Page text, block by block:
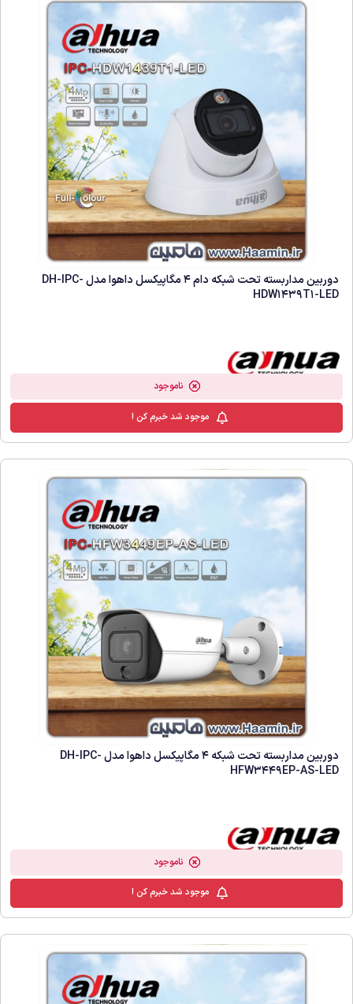
دوربین مداربسته تحت شبکه دام 4 مگاپیکسل داهوا مدل DH-IPC-
HDW1439T1-LED
ناموجود
موجود شد خبرم کن !
دوربین مداربسته تحت شبکه 4 مگاپیکسل داهوا مدل DH-IPC-
HFW3449EP-AS-LED
ناموجود
موجود شد خبرم کن !